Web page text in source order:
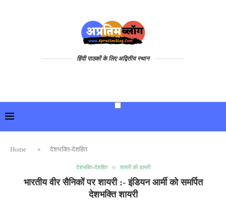
हिंदी पाठकों के लिए अद्वितीय स्थान
Home » देशभक्ति-देशहित
देशभक्ति-देशहित शायरी की डायरी
भारतीय वीर सैनिकों पर शायरी :- इंडियन आर्मी को समर्पित
देशभक्ति शायरी